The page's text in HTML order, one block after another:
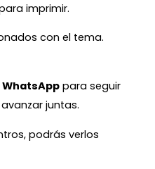
imprimir.
con el tema.
WhatsApp para seguir
juntas.
podrás verlos